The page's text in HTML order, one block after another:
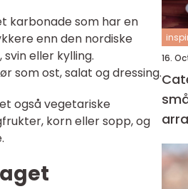
karbonade som har en
enn den nordiske
eller kylling.
som ost, salat og dressing.
også vegetariske
korn eller sopp, og
16.